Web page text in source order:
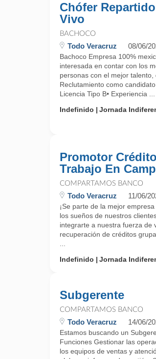
Chófer
Vivo
BACHOCO
Todo Veracruz 08/06/
Bachoco Empresa 100%
interesada en contar con los
personas con el mejor
Reclutamiento como
Licencia Tipo B• Experiencia ...
Indefinido
Jornada
Promotor
Trabajo En
COMPARTAMOS BANCO
Todo Veracruz 11/06/
¡Se parte de la mejor
los sueños de nuestros
integrarte a nuestra fuerza de
recuperación de créditos
Indefinido
Jornada
Subgerente
COMPARTAMOS BANCO
Todo Veracruz 14/06/
Estamos buscando un
Funciones Gestionar las
los equipos de ventas y